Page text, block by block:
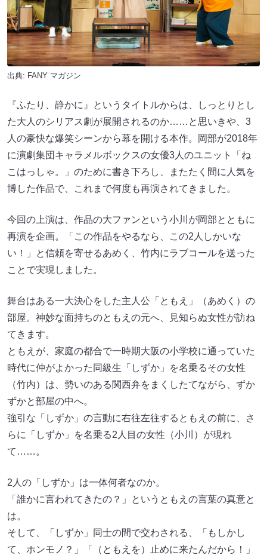
出典: FANY マガジン
『ふたり、静かに』というタイトルからは、しっとりとし
た大人のシリアス劇が展開されるのか……と思いきや、3
人の豪快な爆笑シーンから幕を開ける本作。岡部が2018年
に演劇集団キャラメルボックスの女優3人のユニット「ね
こはっしゃ。」のために書き下ろし、またたく間に人気を
博した作品で、これまで何度も再演されてきました。
今回の上演は、作品の大ファンという小川が岡部とともに
再演を企画。「この作品をやるなら、この2人しかいな
い！」と信頼を寄せるあめく、竹内にラブコールを送った
ことで実現しました。
舞台はある一大決心をした主人公「ともえ」（あめく）の
部屋。神妙な面持ちのともえの元へ、見知らぬ女性が訪ね
てきます。
ともえが、家庭の都合で一時期大阪の小学校に通っていた
時代に仲がよかった同級生「しずか」を名乗るその女性
（竹内）は、勢いのある関西弁をまくしたてながら、ずか
ずかと部屋の中へ。
強引な「しずか」の言動に右往左往するともえの前に、さ
らに「しずか」を名乗る2人目の女性（小川）が現れ
て……。
2人の「しずか」は一体何者なのか。
「誰かに言われてきたの？」というともえの言葉の真意と
は。
そして、「しずか」同士の間で交わされる、「もしかし
て、ホンモノ？」「（ともえを）止めに来たんだから！」